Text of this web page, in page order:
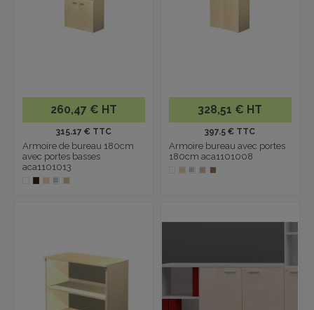
260,47 € HT
315.17 € TTC
Armoire de bureau 180cm
avec portes basses
aca1101013
328,51 € HT
397.5 € TTC
Armoire bureau avec portes
180cm aca1101008